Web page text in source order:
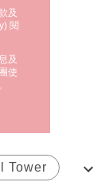
及
) 閱
及
使
Tower